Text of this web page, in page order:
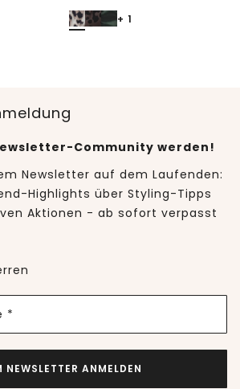
+ 1
Community werden!
Newsletter auf dem Laufenden:
Highlights über Styling-Tipps
Aktionen - ab sofort verpasst
*
NEWSLETTER ANMELDEN